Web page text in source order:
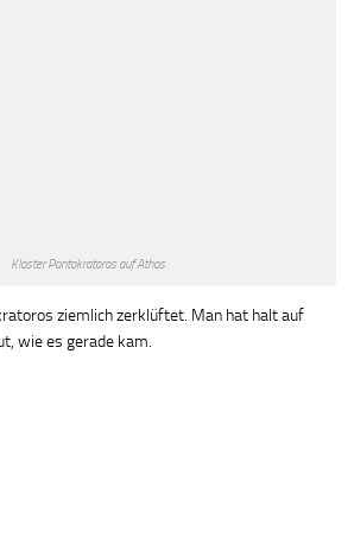
Kloster Pantokratoros auf Athos
ziemlich zerklüftet. Man hat halt auf
wie es gerade kam.